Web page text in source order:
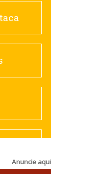
Anuncie aqui